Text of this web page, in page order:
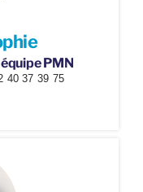
PMN
40 37 39 75